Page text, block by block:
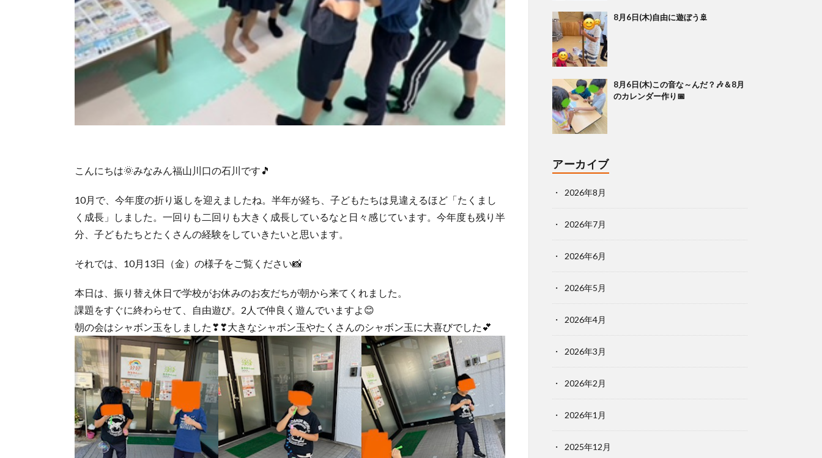
こんにちは🌞みなみん福山川口の石川です🎵
10月で、今年度の折り返しを迎えましたね。半年が経ち、子どもたちは見違えるほど「たくまし
く成長」しました。一回りも二回りも大きく成長しているなと日々感じています。今年度も残り半
分、子どもたちとたくさんの経験をしていきたいと思います。
それでは、10月13日（金）の様子をご覧ください📸
本日は、振り替え休日で学校がお休みのお友だちが朝から来てくれました。
課題をすぐに終わらせて、自由遊び。2人で仲良く遊んでいますよ😊
朝の会はシャボン玉をしました❣❣大きなシャボン玉やたくさんのシャボン玉に大喜びでした💕
8月6日(木)自由に遊ぼう🚢
8月6日(木)この音な～んだ？🎶＆8月
のカレンダー作り📅
アーカイブ
2026年8月
2026年7月
2026年6月
2026年5月
2026年4月
2026年3月
2026年2月
2026年1月
2025年12月